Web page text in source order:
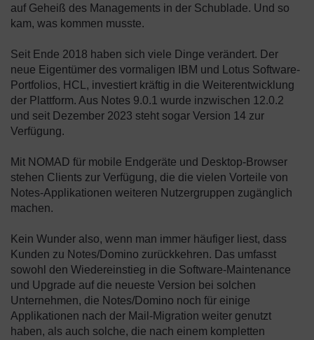
auf Geheiß des Managements in der Schublade. Und so
kam, was kommen musste.
Seit Ende 2018 haben sich viele Dinge verändert. Der
neue Eigentümer des vormaligen IBM und Lotus Software-
Portfolios, HCL, investiert kräftig in die Weiterentwicklung
der Plattform. Aus Notes 9.0.1 wurde inzwischen 12.0.2
und seit Dezember 2023 steht sogar Version 14 zur
Verfügung.
Mit NOMAD für mobile Endgeräte und Desktop-Browser
stehen Clients zur Verfügung, die die vielen Vorteile von
Notes-Applikationen weiteren Nutzergruppen zugänglich
machen.
Kein Wunder also, wenn man immer häufiger liest, dass
Kunden zu Notes/Domino zurückkehren. Das umfasst
sowohl den Wiedereinstieg in die Software-Maintenance
und Upgrade auf die neueste Version bei solchen
Unternehmen, die Notes/Domino noch für einige
Applikationen nach der Mail-Migration weiter genutzt
haben, als auch solche, die nach einem kompletten